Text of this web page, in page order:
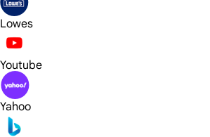
Lowes
Youtube
Yahoo